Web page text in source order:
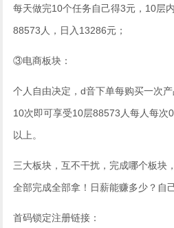
每天做完10个任务自己得3元，10层
88573人，日入13286元；
③电商板块：
个人自由决定，d音下单每购买一次
10次即可享受10层88573人每人每次
以上。
三大板块，互不干扰，完成哪个板块
全部完成全部拿！日薪能赚多少？自
首码锁定注册链接：